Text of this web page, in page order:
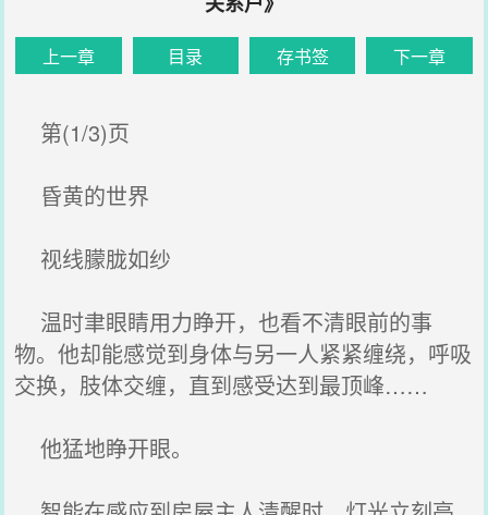
上一章 目录 存书签 下一章
第(1/3)页
昏黄的世界
视线朦胧如纱
温时聿眼睛用力睁开，也看不清眼前的事
物。他却能感觉到身体与另一人紧紧缠绕，呼吸
交换，肢体交缠，直到感受达到最顶峰……
他猛地睁开眼。